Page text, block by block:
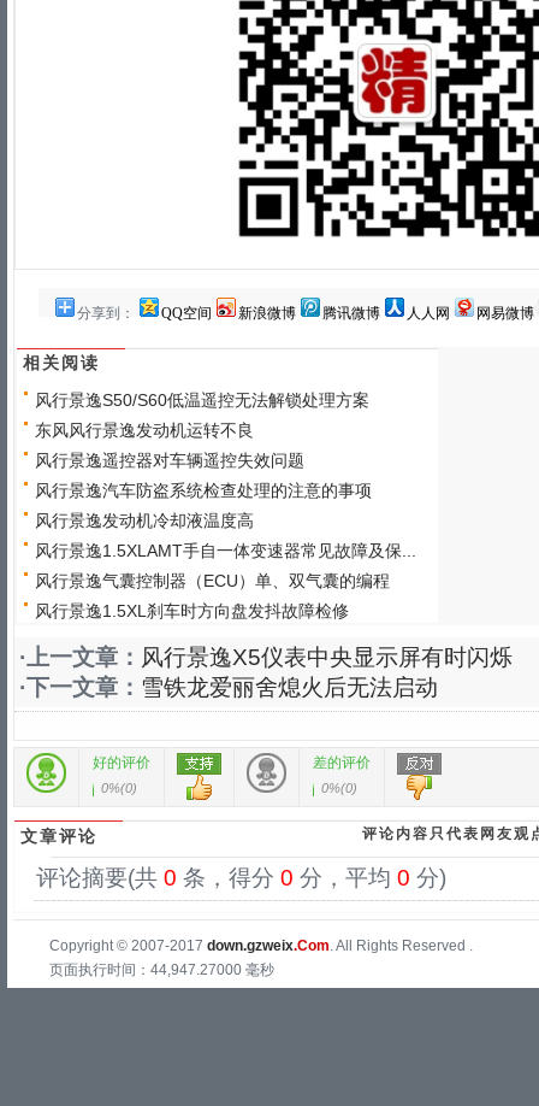
分享到： QQ空间 新浪微博 腾讯微博 人人网 网易微博
相关阅读
风行景逸S50/S60低温遥控无法解锁处理方案
东风风行景逸发动机运转不良
风行景逸遥控器对车辆遥控失效问题
风行景逸汽车防盗系统检查处理的注意的事项
风行景逸发动机冷却液温度高
风行景逸1.5XLAMT手自一体变速器常见故障及保...
风行景逸气囊控制器（ECU）单、双气囊的编程
风行景逸1.5XL刹车时方向盘发抖故障检修
·上一文章： 风行景逸X5仪表中央显示屏有时闪烁
·下一文章： 雪铁龙爱丽舍熄火后无法启动
好的评价
0%(0)
差的评价
0%(0)
文章评论 评论内容只代表网友观
评论摘要(共 0 条，得分 0 分，平均 0 分)
Copyright © 2007-2017 down.gzweix.Com. All Rights Reserved .
页面执行时间：44,947.27000 毫秒